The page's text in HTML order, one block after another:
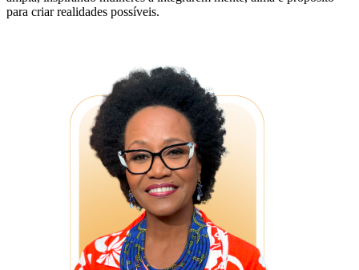
para criar realidades possíveis.